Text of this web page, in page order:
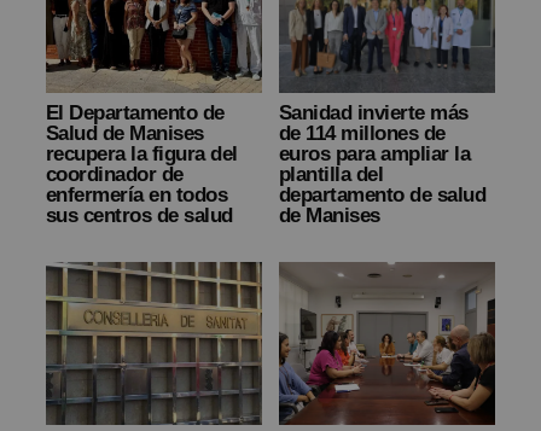
El Departamento de
Salud de Manises
recupera la figura del
coordinador de
enfermería en todos
sus centros de salud
Sanidad invierte más
de 114 millones de
euros para ampliar la
plantilla del
departamento de salud
de Manises